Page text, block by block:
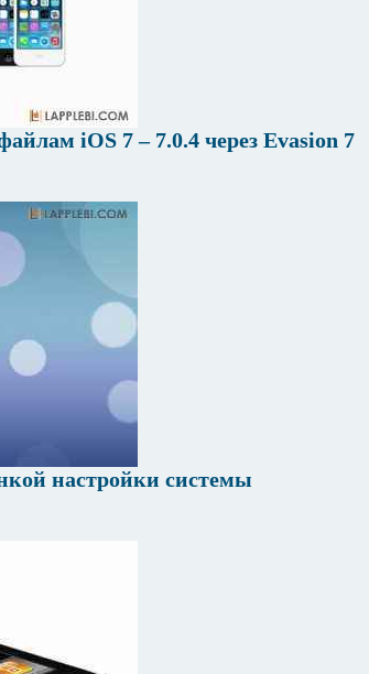
iOS 7 – 7.0.4 через Evasion 7
настройки системы